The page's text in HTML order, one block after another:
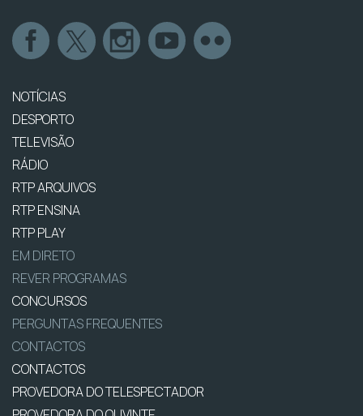
NOTÍCIAS
DESPORTO
TELEVISÃO
RÁDIO
RTP ARQUIVOS
RTP ENSINA
RTP PLAY
EM DIRETO
REVER PROGRAMAS
CONCURSOS
PERGUNTAS FREQUENTES
CONTACTOS
CONTACTOS
PROVEDORA DO TELESPECTADOR